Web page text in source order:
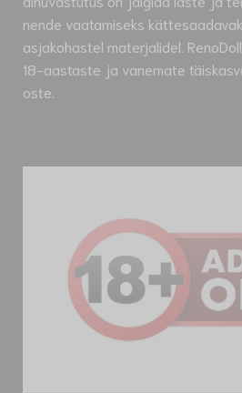
nende vaatamiseks
asjakohastel materjalidel.
18-aastaste ja vanemate
oste.